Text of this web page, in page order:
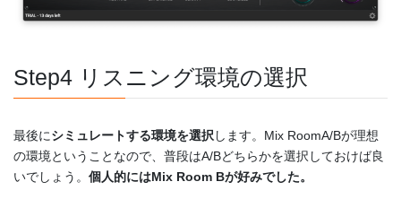
Step4 リスニング環境の選択
最後にシミュレートする環境を選択 します。Mix RoomA/Bが理想
の環境ということなので、普段はA/Bどちらかを選択しておけば良
いでしょう。 個人的にはMix Room Bが好みでした。